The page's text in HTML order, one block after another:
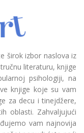
širok izbor naslova iz
literaturu, knjige
psihologiji, na
knjige koje su vam
za decu i tinejdžere,
oblasti. Zahvaljujući
vam najnovija